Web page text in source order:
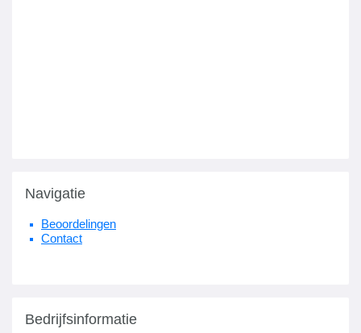
Navigatie
Beoordelingen
Contact
Bedrijfsinformatie